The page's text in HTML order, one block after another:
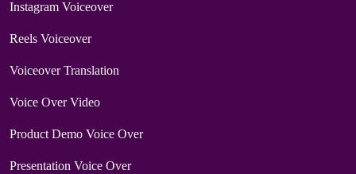
Instagram Voiceover
Reels Voiceover
Voiceover Translation
Voice Over Video
Product Demo Voice Over
Presentation Voice Over